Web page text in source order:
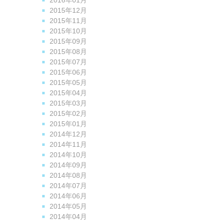
2015年12月
2015年11月
2015年10月
2015年09月
2015年08月
2015年07月
2015年06月
2015年05月
2015年04月
2015年03月
2015年02月
2015年01月
2014年12月
2014年11月
2014年10月
2014年09月
2014年08月
2014年07月
2014年06月
2014年05月
2014年04月